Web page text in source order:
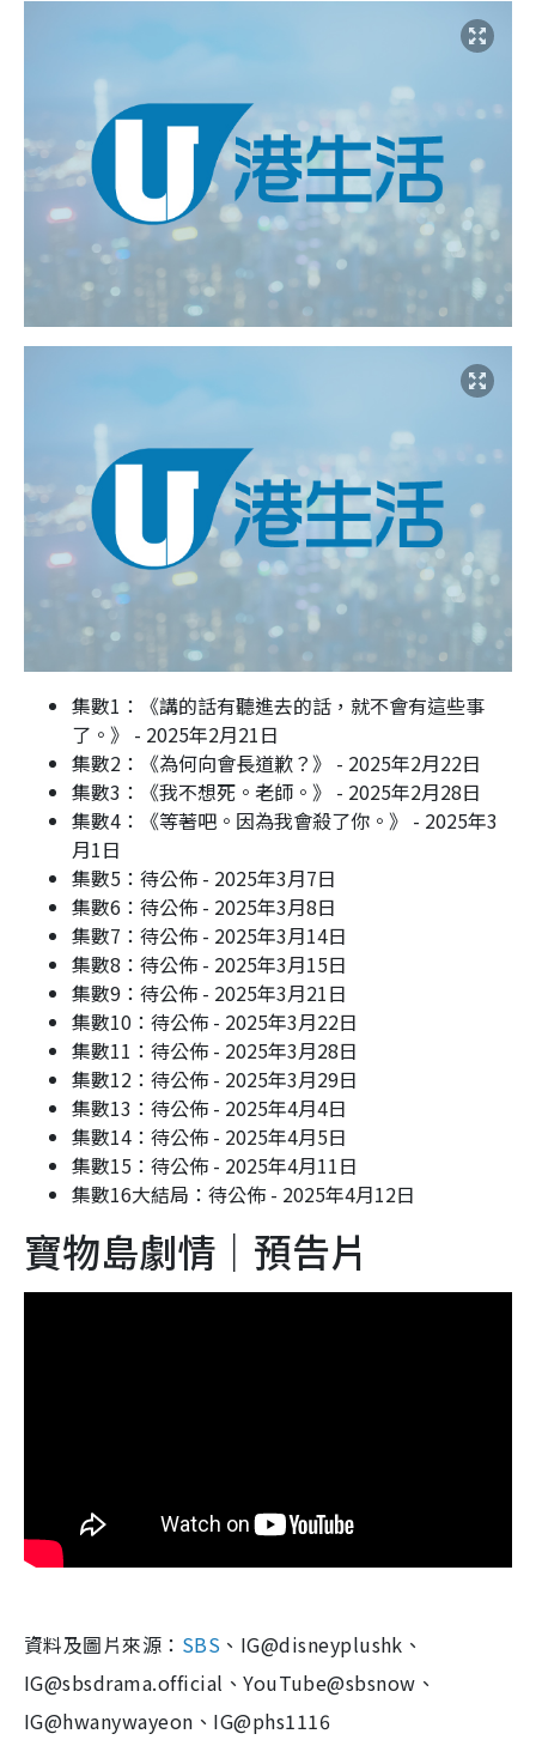
集數1：《講的話有聽進去的話，就不會有這些事
了。》 - 2025年2月21日
集數2：《為何向會長道歉？》 - 2025年2月22日
集數3：《我不想死。老師。》 - 2025年2月28日
集數4：《等著吧。因為我會殺了你。》 - 2025年3
月1日
集數5：待公佈 - 2025年3月7日
集數6：待公佈 - 2025年3月8日
集數7：待公佈 - 2025年3月14日
集數8：待公佈 - 2025年3月15日
集數9：待公佈 - 2025年3月21日
集數10：待公佈 - 2025年3月22日
集數11：待公佈 - 2025年3月28日
集數12：待公佈 - 2025年3月29日
集數13：待公佈 - 2025年4月4日
集數14：待公佈 - 2025年4月5日
集數15：待公佈 - 2025年4月11日
集數16大結局：待公佈 - 2025年4月12日
寶物島劇情｜預告片
資料及圖片來源： SBS 、IG@disneyplushk、
IG@sbsdrama.official、YouTube@sbsnow、
IG@hwanywayeon、IG@phs1116